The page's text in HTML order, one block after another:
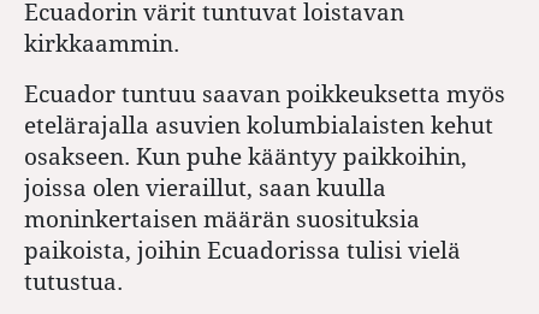
Ecuadorin värit tuntuvat loistavan
kirkkaammin.
Ecuador tuntuu saavan poikkeuksetta myös
etelärajalla asuvien kolumbialaisten kehut
osakseen. Kun puhe kääntyy paikkoihin,
joissa olen vieraillut, saan kuulla
moninkertaisen määrän suosituksia
paikoista, joihin Ecuadorissa tulisi vielä
tutustua.